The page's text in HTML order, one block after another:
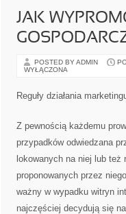
JAK
POSTED BY ADMIN
WYŁĄCZONA
Reguły działania
Z pewnością każdemu
przypadków odwiedzana
lokowanych na niej lub
proponowanych przez
ważny w wypadku witryn
najczęściej decydują się